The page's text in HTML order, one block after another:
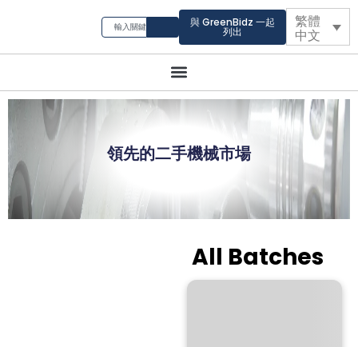
與 GreenBidz 一起
列出
繁體
中文
領先的二手機械市場
All Batches